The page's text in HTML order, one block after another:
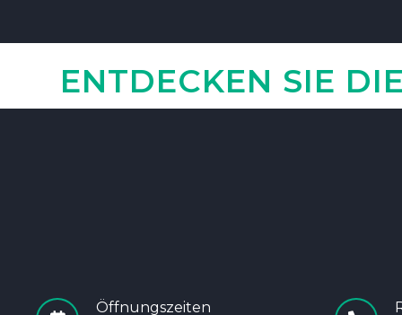
ENTDECKEN SIE
Öffnungszeiten